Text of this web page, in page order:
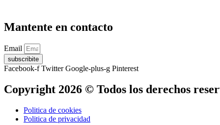
Mantente en contacto
Email
subscribite
Facebook-f Twitter Google-plus-g Pinterest
Copyright 2026 © Todos los derechos
Politica de cookies
Politica de privacidad